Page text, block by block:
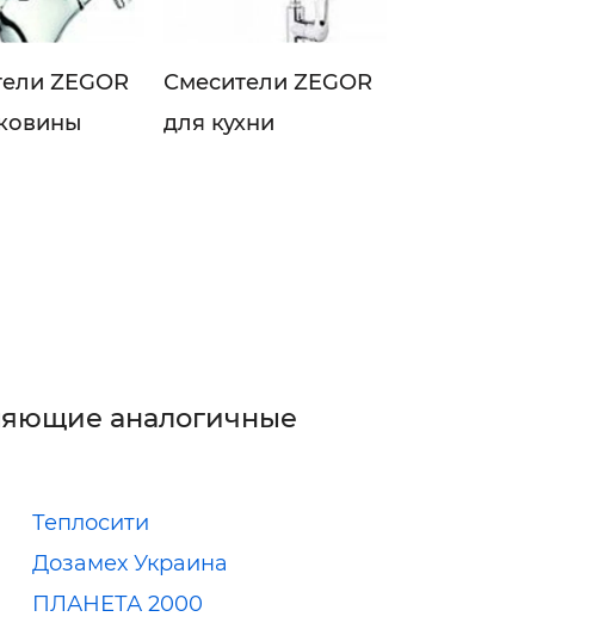
ZEGOR
Смесители ZEGOR
для кухни
аналогичные
Теплосити
Дозамех Украина
ПЛАНЕТА 2000